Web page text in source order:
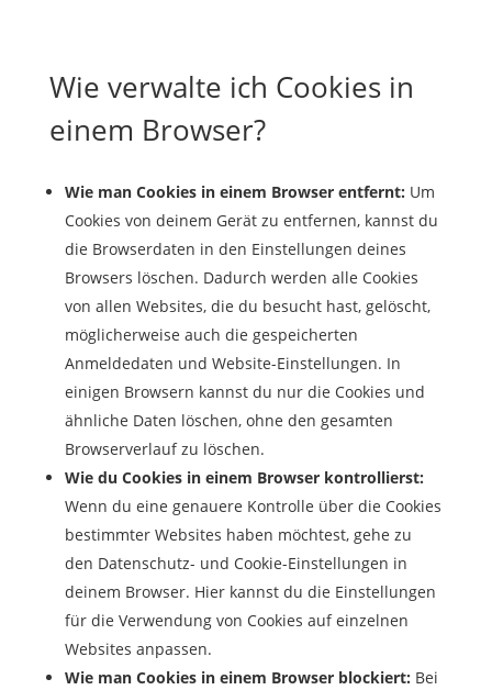
Wie verwalte ich Cookies in
einem Browser?
Wie man Cookies in einem Browser entfernt: Um
Cookies von deinem Gerät zu entfernen, kannst du
die Browserdaten in den Einstellungen deines
Browsers löschen. Dadurch werden alle Cookies
von allen Websites, die du besucht hast, gelöscht,
möglicherweise auch die gespeicherten
Anmeldedaten und Website-Einstellungen. In
einigen Browsern kannst du nur die Cookies und
ähnliche Daten löschen, ohne den gesamten
Browserverlauf zu löschen.
Wie du Cookies in einem Browser kontrollierst:
Wenn du eine genauere Kontrolle über die Cookies
bestimmter Websites haben möchtest, gehe zu
den Datenschutz- und Cookie-Einstellungen in
deinem Browser. Hier kannst du die Einstellungen
für die Verwendung von Cookies auf einzelnen
Websites anpassen.
Wie man Cookies in einem Browser blockiert: Bei